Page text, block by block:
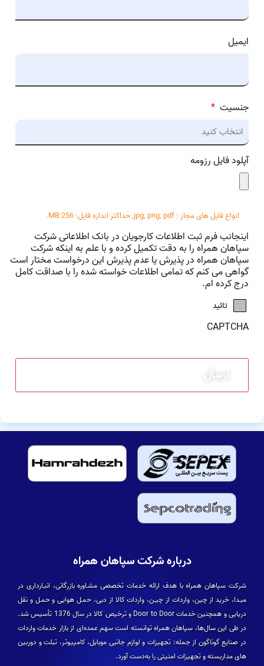
ایمیل
جنسیت *
آپلود فایل رزومه
انواع فایل های مجاز : jpg, png, pdf, حداکثر اندازه فایل: 256 MB.
اینجانب فرم ثبت اطلاعات کارجویان در بانک اطلاعاتی شرکت
سپاهان همراه را به دقت تکمیل کرده و با علم به اینکه شرکت
سپاهان همراه در پذیرش یا عدم پذیرش این درخواست مختار است
گواهی می کنم که تمامی اطلاعات خواسته شده را با صداقت کامل
درج کرده ام.
تائید
CAPTCHA
درباره شرکت سپاهان همراه
شرکت سپاهان همراه با هدف ارائه خدمات تخصصی مشـاوره بازرگانی، انبـارداری در
مبـدا، خرید از چین، واردات از چیـن، واردات کالا از دبی، حمـل هوایی و حمـل و نقل
دریایی و همچنین خدمات Door to Door و ترخیص کالا در سال 1376 تأسیس شد.
در طی این سال­‌ها، سپاهان همراه توانسته است سهم عمده­‌ای از بازار خدمات واردات
در صنایع گوناگون از جمله: تجهیزات و لوازم جانبی موبایل، کامپیوتر، تبلت و دوربین­‌
های مداربسته و تجهیزات امنیتی را به‌دست آورد.